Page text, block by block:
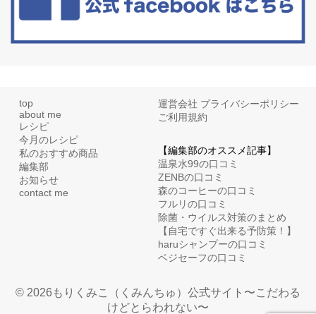
top
about me
レシピ
今月のレシピ
私のおすすめ商品
編集部
お知らせ
contact me
運営会社 プライバシーポリシー
ご利用規約
【編集部のオススメ記事】
温泉水99の口コミ
ZENBの口コミ
森のコーヒーの口コミ
フルリの口コミ
除菌・ウイルス対策のまとめ
【自宅ですぐ出来る予防策！】
haruシャンプーの口コミ
ベジセーフの口コミ
© 2026もりくみこ（くみんちゅ）公式サイト〜こだわる
けどとらわれない〜